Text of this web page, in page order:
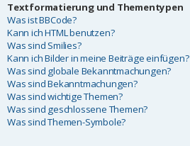
Textformatierung und Thementypen
Was ist BBCode?
Kann ich HTML benutzen?
Was sind Smilies?
Kann ich Bilder in meine Beiträge einfügen?
Was sind globale Bekanntmachungen?
Was sind Bekanntmachungen?
Was sind wichtige Themen?
Was sind geschlossene Themen?
Was sind Themen-Symbole?